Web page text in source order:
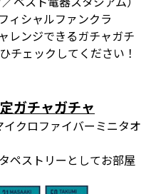
ィシャルファンクラ
レンジできるガチャガチ
チェックしてください！
ガチャガチャ
クロファイバーミニタオ
ペストリーとしてお部屋